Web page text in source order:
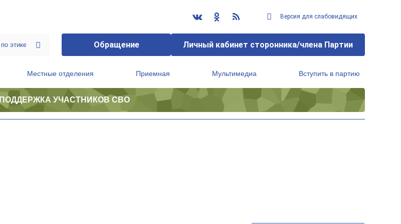
Версия для слабовидящих
Обращение Личный кабинет сторонника/члена Партии
Местные отделения Приемная Мультимедиа Вступить в партию
ПОДДЕРЖКА УЧАСТНИКОВ СВО